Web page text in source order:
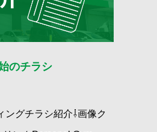
のチラシ
ングチラシ紹介⇩画像ク